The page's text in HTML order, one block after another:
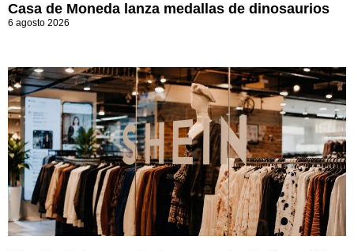
Casa de Moneda lanza medallas de dinosaurios
6 agosto 2026